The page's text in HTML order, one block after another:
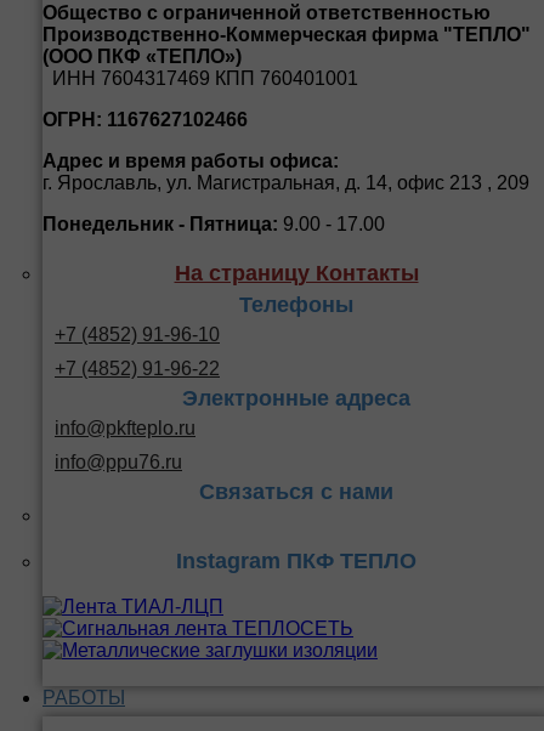
Общество с ограниченной ответственностью
Производственно-Коммерческая фирма "ТЕПЛО"
(ООО ПКФ «ТЕПЛО»)
ИНН 7604317469 КПП 760401001
ОГРН: 1167627102466
Адрес и время работы офиса:
г. Ярославль, ул. Магистральная, д. 14, офис 213 , 209
Понедельник - Пятница: 9.00 - 17.00
На страницу Контакты
Телефоны
+7 (4852) 91-96-10
+7 (4852) 91-96-22
Электронные адреса
info@pkfteplo.ru
info@ppu76.ru
Связаться с нами
Instagram ПКФ ТЕПЛО
РАБОТЫ